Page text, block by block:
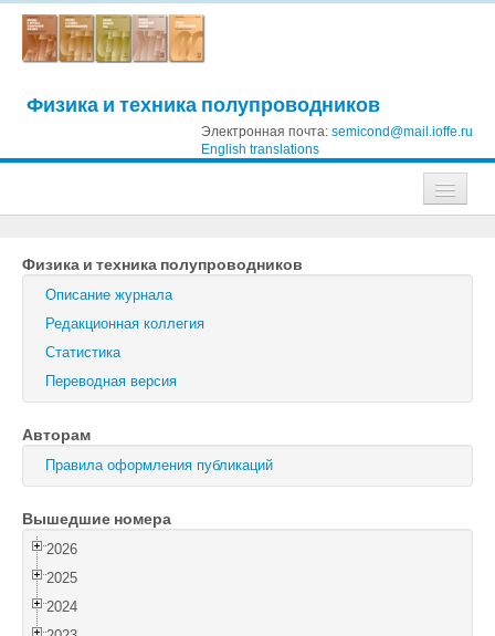
Физика и техника полупроводников
Электронная почта: semicond@mail.ioffe.ru
English translations
Журнал технической физики
Письма в Журнал технической физики
Физика твердого тела
Физика и техника полупроводников
Оптика и спектроскопия
Поиск
Войти
Физика и техника полупроводников
Описание журнала
Редакционная коллегия
Статистика
Переводная версия
Авторам
Правила оформления публикаций
Вышедшие номера
2026
2025
2024